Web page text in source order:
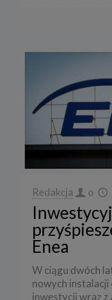
Redakcja o
Enea
W ciągu dwóch
nowych instalacji
inwestycji wraz z